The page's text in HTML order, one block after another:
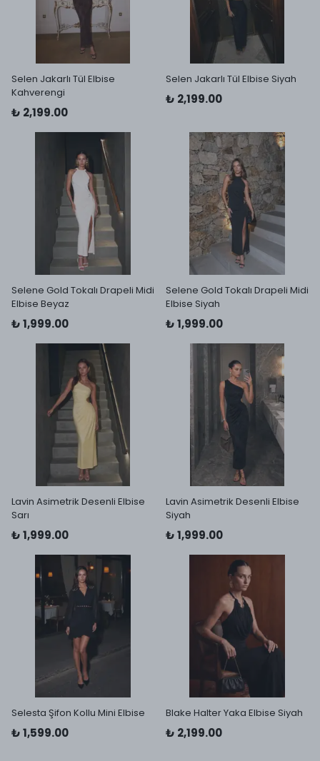
Selen Jakarlı Tül Elbise
Kahverengi
₺ 2,199.00
Selen Jakarlı Tül Elbise Siyah
₺ 2,199.00
Selene Gold Tokalı Drapeli Midi
Elbise Beyaz
₺ 1,999.00
Selene Gold Tokalı Drapeli Midi
Elbise Siyah
₺ 1,999.00
Lavin Asimetrik Desenli Elbise
Sarı
₺ 1,999.00
Lavin Asimetrik Desenli Elbise
Siyah
₺ 1,999.00
Selesta Şifon Kollu Mini Elbise
₺ 1,599.00
Blake Halter Yaka Elbise Siyah
₺ 2,199.00